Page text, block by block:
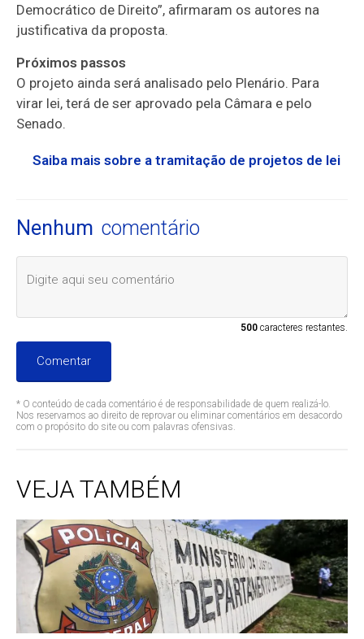
Democrático de Direito”, afirmaram os autores na
justificativa da proposta.
Próximos passos
O projeto ainda será analisado pelo Plenário. Para
virar lei, terá de ser aprovado pela Câmara e pelo
Senado.
Saiba mais sobre a tramitação de projetos de lei
Nenhum comentário
500caracteres restantes.
Comentar
* O conteúdo de cada comentário é de responsabilidade de quem realizá-lo.
Nos reservamos ao direito de reprovar ou eliminar comentários em desacordo
com o propósito do site ou com palavras ofensivas.
VEJA TAMBÉM